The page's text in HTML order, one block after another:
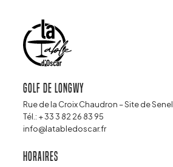
Golf de Longwy
Rue de la Croix Chaudron – Site de
Tél.: + 33 3 82 26 83 95
info@latabledoscar.fr
Horaires